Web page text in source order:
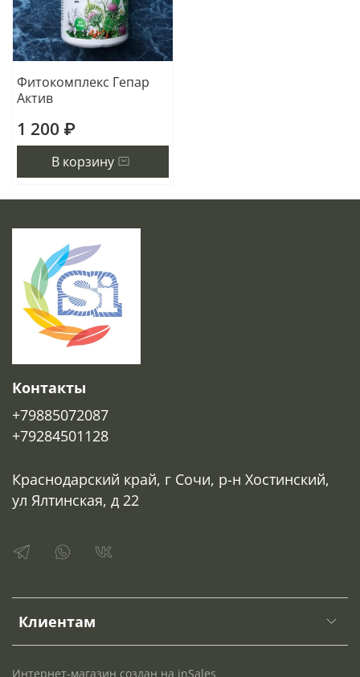
Фитокомплекс Гепар
Актив
1 200 ₽
В корзину
Клиентам
Контакты
+79885072087
+79284501128
Краснодарский край, г Сочи, р-н Хостинский,
ул Ялтинская, д 22
Интернет-магазин создан на inSales